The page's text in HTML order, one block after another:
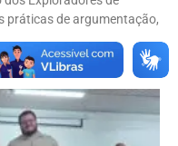
práticas de argumentação,